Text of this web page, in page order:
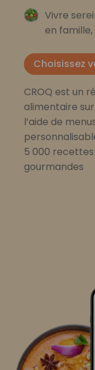
Vivre
en
Choisissez
CROQ est un
alimentaire
l’aide de
5 000 recettes
gourmandes